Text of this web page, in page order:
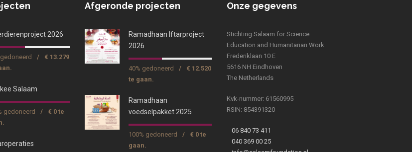
2026
/
€ 13.279
Salaam
gedoneerd /
€ 0 te
Afgeronde projecten
Ramadhaan Iftarproject
2026
40% gedoneerd /
€ 12.520
te gaan.
Ramadhaan
voedselpakket 2025
100% gedoneerd /
€ 0 te
gaan.
Onze gegevens
Stichting Salaam for Science
Education and Humanitarian Work
Frederiklaan 10 E
5616 NH Eindhoven
The Netherlands
Kvk-nummer: 61560995
RSIN: 854391320
06 840 73 411
040 369 00 25